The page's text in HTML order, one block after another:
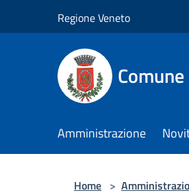
Regione Veneto
Amministrazione
Home >